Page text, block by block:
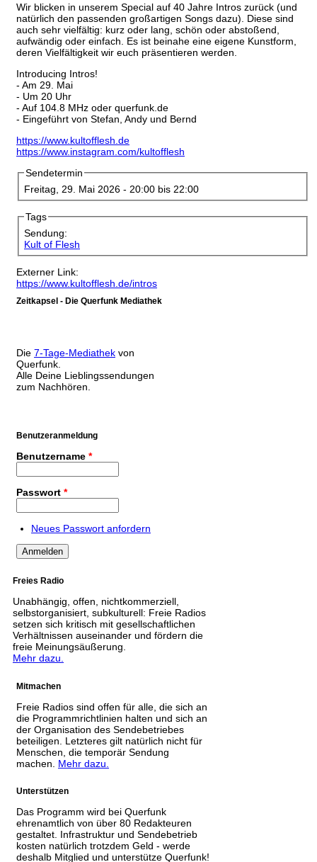
Wir blicken in unserem Special auf 40 Jahre Intros zurück (und
natürlich den passenden großartigen Songs dazu). Diese sind
auch sehr vielfältig: kurz oder lang, schön oder abstoßend,
aufwändig oder einfach. Es ist beinahe eine eigene Kunstform,
deren Vielfältigkeit wir euch präsentieren werden.
Introducing Intros!
- Am 29. Mai
- Um 20 Uhr
- Auf 104.8 MHz oder querfunk.de
- Eingeführt von Stefan, Andy und Bernd
https://www.kultofflesh.de
https://www.instagram.com/kultofflesh
Sendetermin
Freitag, 29. Mai 2026 - 20:00 bis 22:00
Tags
Sendung:
Kult of Flesh
Externer Link:
https://www.kultofflesh.de/intros
Zeitkapsel - Die Querfunk Mediathek
Die 7-Tage-Mediathek von
Querfunk.
Alle Deine Lieblingssendungen
zum Nachhören.
Benutzeranmeldung
Benutzername *
Passwort *
Neues Passwort anfordern
Freies Radio
Unabhängig, offen, nichtkommerziell,
selbstorganisiert, subkulturell: Freie Radios
setzen sich kritisch mit gesellschaftlichen
Verhältnissen auseinander und fördern die
freie Meinungsäußerung.
Mehr dazu.
Mitmachen
Freie Radios sind offen für alle, die sich an
die Programmrichtlinien halten und sich an
der Organisation des Sendebetriebes
beteiligen. Letzteres gilt natürlich nicht für
Menschen, die temporär Sendung
machen. Mehr dazu.
Unterstützen
Das Programm wird bei Querfunk
ehrenamtlich von über 80 Redakteuren
gestaltet. Infrastruktur und Sendebetrieb
kosten natürlich trotzdem Geld - werde
deshalb Mitglied und unterstütze Querfunk!